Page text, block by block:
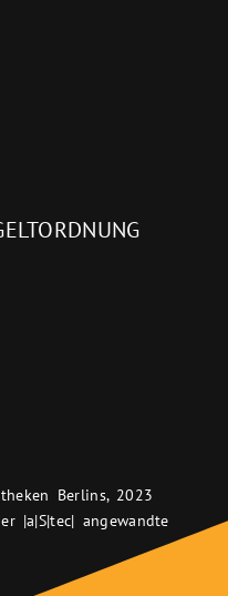
Berlins, 2023
|a|S|tec| angewandte